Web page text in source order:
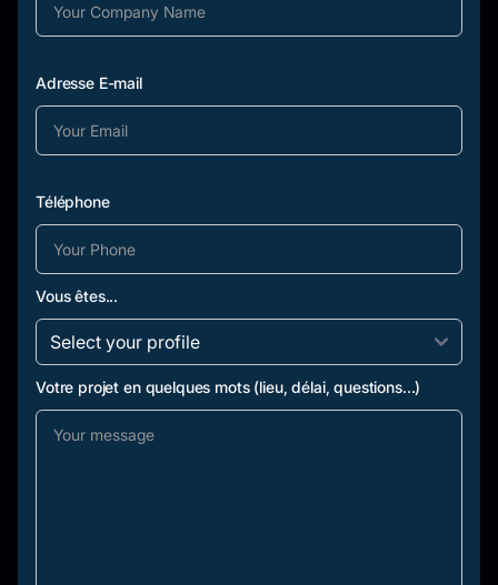
Adresse E-mail
Téléphone
Vous êtes...
Votre projet en quelques mots (lieu, délai, questions...)